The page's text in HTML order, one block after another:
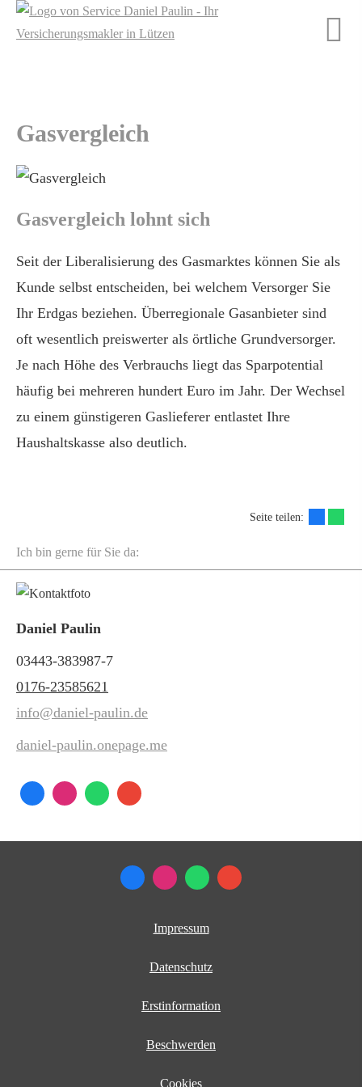
Gasvergleich
Gasvergleich lohnt sich
Seit der Liberalisierung des Gasmarktes können Sie als
Kunde selbst entscheiden, bei welchem Versorger Sie
Ihr Erdgas beziehen. Überregionale Gasanbieter sind
oft wesentlich preiswerter als örtliche Grundversorger.
Je nach Höhe des Verbrauchs liegt das Sparpotential
häufig bei mehreren hundert Euro im Jahr. Der Wechsel
zu einem günstigeren Gaslieferer entlastet Ihre
Haushaltskasse also deutlich.
Seite teilen:
Ich bin gerne für Sie da:
Daniel Paulin
03443-383987-7
0176-23585621
info@daniel-paulin.de
daniel-paulin.onepage.me
Impressum
Datenschutz
Erstinformation
Beschwerden
Cookies